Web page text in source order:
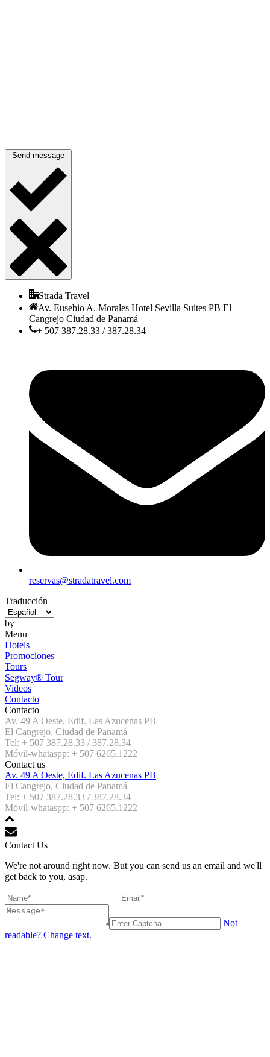
Send message
Strada Travel
Av. Eusebio A. Morales Hotel Sevilla Suites PB El
Cangrejo Ciudad de Panamá
+ 507 387.28.33 / 387.28.34
reservas@stradatravel.com
Traducción
by
Menu
Hotels
Promociones
Tours
Segway® Tour
Videos
Contacto
Contacto
Av. 49 A Oeste, Edif. Las Azucenas PB
El Cangrejo, Ciudad de Panamá
Tel: + 507 387.28.33 / 387.28.34
Móvil-whataspp: + 507 6265.1222
Contact us
Av. 49 A Oeste, Edif. Las Azucenas PB
El Cangrejo, Ciudad de Panamá
Tel: + 507 387.28.33 / 387.28.34
Móvil-whataspp: + 507 6265.1222
Contact Us
We're not around right now. But you can send us an email and we'll
get back to you, asap.
Not
readable? Change text.